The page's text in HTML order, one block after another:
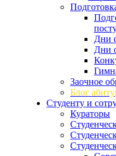
Дни
Дни
Заочное
Блог
Студенту и
Кураторы